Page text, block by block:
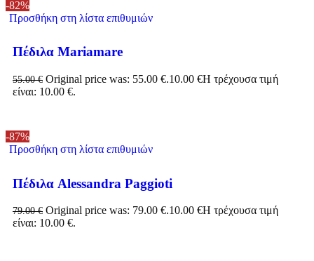
-82%
Προσθήκη στη λίστα επιθυμιών
Πέδιλα Mariamare
55.00€ Original price was: 55.00 €.10.00 €Η τρέχουσα τιμή
είναι: 10.00 €.
-87%
Προσθήκη στη λίστα επιθυμιών
Πέδιλα Alessandra Paggioti
79.00€ Original price was: 79.00 €.10.00 €Η τρέχουσα τιμή
είναι: 10.00 €.